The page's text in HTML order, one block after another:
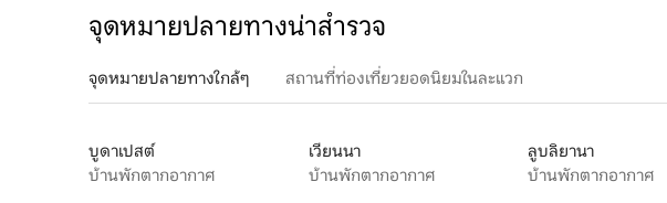
จุดหมายปลายทางน่าสำรวจ
จุดหมายปลายทางใกล้ๆ สถานที่ท่องเที่ยวยอดนิยมในละแวก
บูดาเปสต์
บ้านพักตากอากาศ
เวียนนา
บ้านพักตากอากาศ
ลูบลิยานา
บ้านพักตากอากาศ